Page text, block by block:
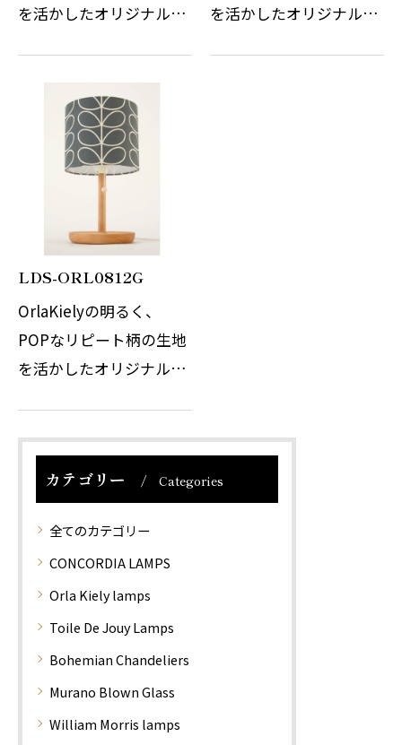
を活かしたオリジナルの
壊さずに、優しくナチュ
ラルなテイストに仕上げ
ています。スタンド本体
は国内にて加工し…
を活かしたオリジナルの
LDS-ORL0812G
OrlaKielyの明るく、
POPなリピート柄の生地
を活かしたオリジナルの
壊さずに、優しくナチュ
ラルなテイストに仕上げ
は国内にて加工し…
カテゴリー Categories
全てのカテゴリー
CONCORDIA LAMPS
Orla Kiely lamps
Toile De Jouy Lamps
Bohemian Chandeliers
Murano Blown Glass
William Morris lamps